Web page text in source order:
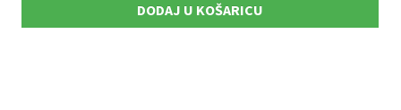
DODAJ U KOŠARICU